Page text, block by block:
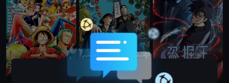
指挥“人界”军队的贝尔库利等人，决心与“黑暗领域”
的军队展开前所未有的大战。
但在他们身旁，并没有发现爱丽丝，以及拯救了“人界”的两
位英雄的身影。
《刀剑神域》系列最长、拥有最华丽战斗的“Alicization”篇，其最终
章终于揭幕！更新至第1171集 已完结